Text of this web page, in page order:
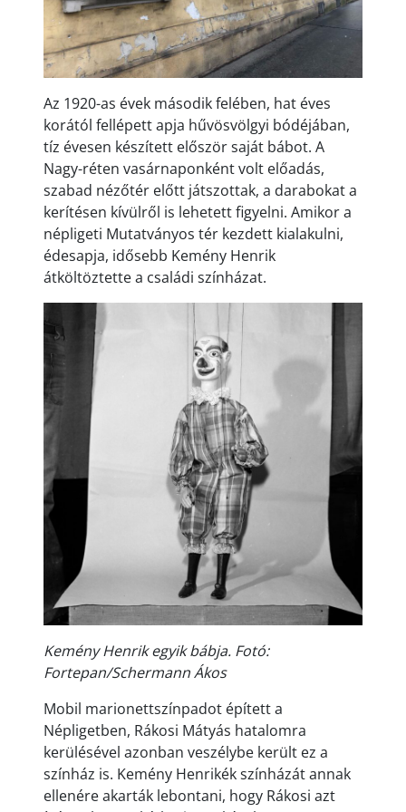
Az 1920-as évek második felében, hat éves
korától fellépett apja hűvösvölgyi bódéjában,
tíz évesen készített először saját bábot. A
Nagy-réten vasárnaponként volt előadás,
szabad nézőtér előtt játszottak, a darabokat a
kerítésen kívülről is lehetett figyelni. Amikor a
népligeti Mutatványos tér kezdett kialakulni,
édesapja, idősebb Kemény Henrik
átköltöztette a családi színházat.
Kemény Henrik egyik bábja. Fotó:
Fortepan/Schermann Ákos
Mobil marionettszínpadot épített a
Népligetben, Rákosi Mátyás hatalomra
kerülésével azonban veszélybe került ez a
színház is. Kemény Henrikék színházát annak
ellenére akarták lebontani, hogy Rákosi azt